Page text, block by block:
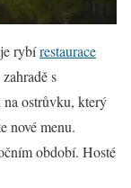
rybírestaurace
s
ostrůvku, který
nové menu.
období. Hosté